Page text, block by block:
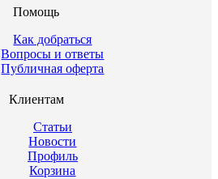
Помощь
Как добраться
Вопросы и ответы
Публичная оферта
Клиентам
Статьи
Новости
Профиль
Корзина